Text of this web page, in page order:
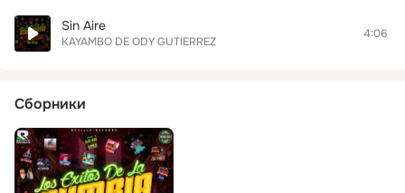
Sin Aire
KAYAMBO DE ODY GUTIERREZ
4:06
Сборники